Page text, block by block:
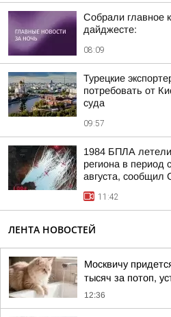
Собрали главное
дайджесте:
08:09
Турецкие
потребовать от
суда
09:57
1984 БПЛА летели
региона в период
августа, сообщил
11:42
ЛЕНТА НОВОСТЕЙ
Москвичу
тысяч за потоп,
12:36